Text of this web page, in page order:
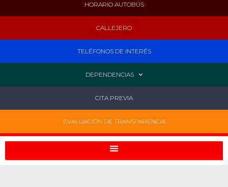
HORARIO AUTOBÚS
CALLEJERO
TELÉFONOS DE INTERÉS
DEPENDENCIAS
CITA PREVIA
EVALUACIÓN DE TRANSPARENCIA